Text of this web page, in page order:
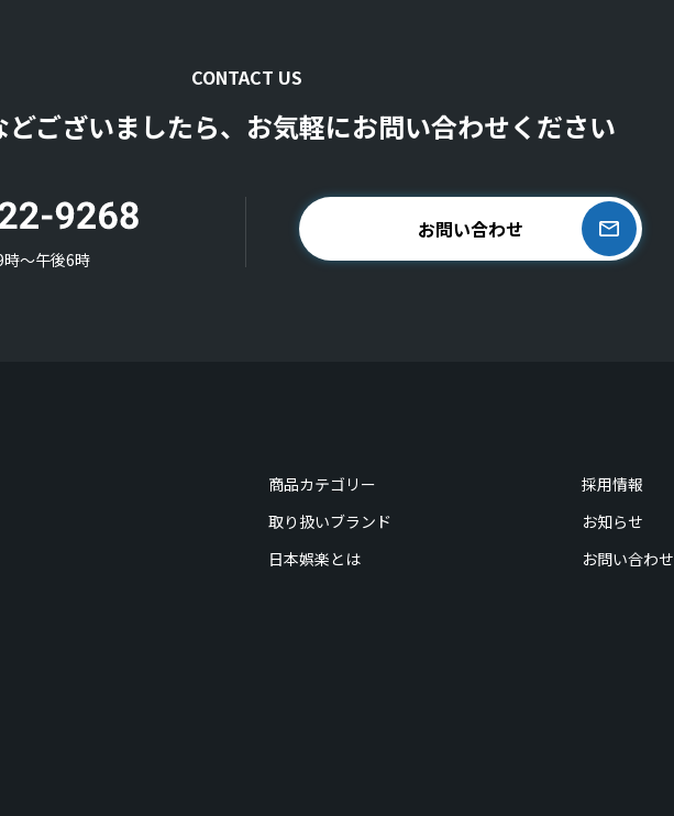
CONTACT US
どございましたら、お気軽にお問い合わせください
〜午後6時
お問い合わせ
商品カテゴリー
採用情報
取り扱いブランド
お知らせ
日本娯楽とは
お問い合わせ